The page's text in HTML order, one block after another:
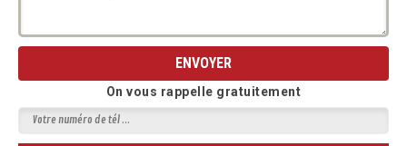
On vous rappelle gratuitement